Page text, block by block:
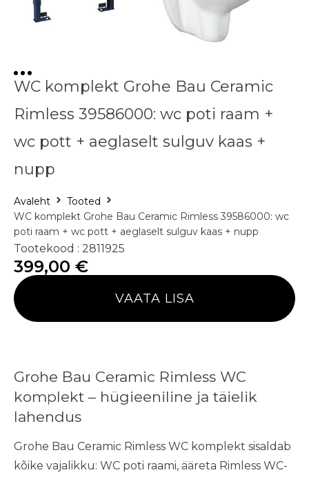
WC komplekt Grohe Bau Ceramic
Rimless 39586000: wc poti raam +
wc pott + aeglaselt sulguv kaas +
nupp
Avaleht
Tooted
WC komplekt Grohe Bau Ceramic Rimless 39586000: wc
poti raam + wc pott + aeglaselt sulguv kaas + nupp
Tootekood : 2811925
399,00 €
VAATA LISA
Grohe Bau Ceramic Rimless WC
komplekt – hügieeniline ja täielik
lahendus
Grohe Bau Ceramic Rimless WC komplekt sisaldab
kõike vajalikku: WC poti raami, ääreta Rimless WC-